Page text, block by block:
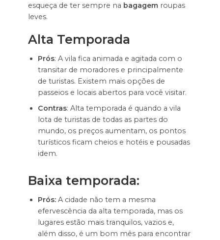
esqueça de ter sempre na bagagem roupas
leves.
Alta Temporada
Prós: A vila fica animada e agitada com o
transitar de moradores e principalmente
de turistas. Existem mais opções de
passeios e locais abertos para você visitar.
Contras: Alta temporada é quando a vila
lota de turistas de todas as partes do
mundo, os preços aumentam, os pontos
turísticos ficam cheios e hotéis e pousadas
idem.
Baixa temporada:
Prós:A cidade não tem a mesma
efervescência da alta temporada, mas os
lugares estão mais tranquilos, vazios e,
além disso, é um bom mês para encontrar